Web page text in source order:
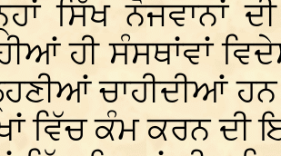
ਸਿੱਖ ਨੋਜਵਾਨਾਂ
ਹੀ ਸੰਸਥਾਂਵਾਂ
ਚਾਹੀਦੀਆਂ
ਵਿੱਚ ਕੰਮ ਕਰਨ ਦੀ